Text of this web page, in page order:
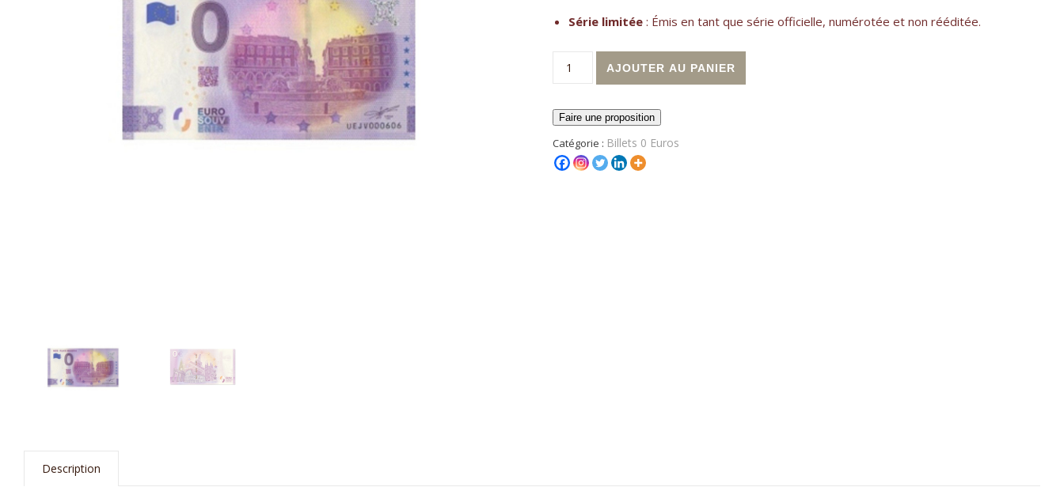
Série limitée: Émis en tant que série officielle, numérotée et non rééditée.
AJOUTER AU PANIER
Faire une proposition
Catégorie : Billets 0 Euros
Description